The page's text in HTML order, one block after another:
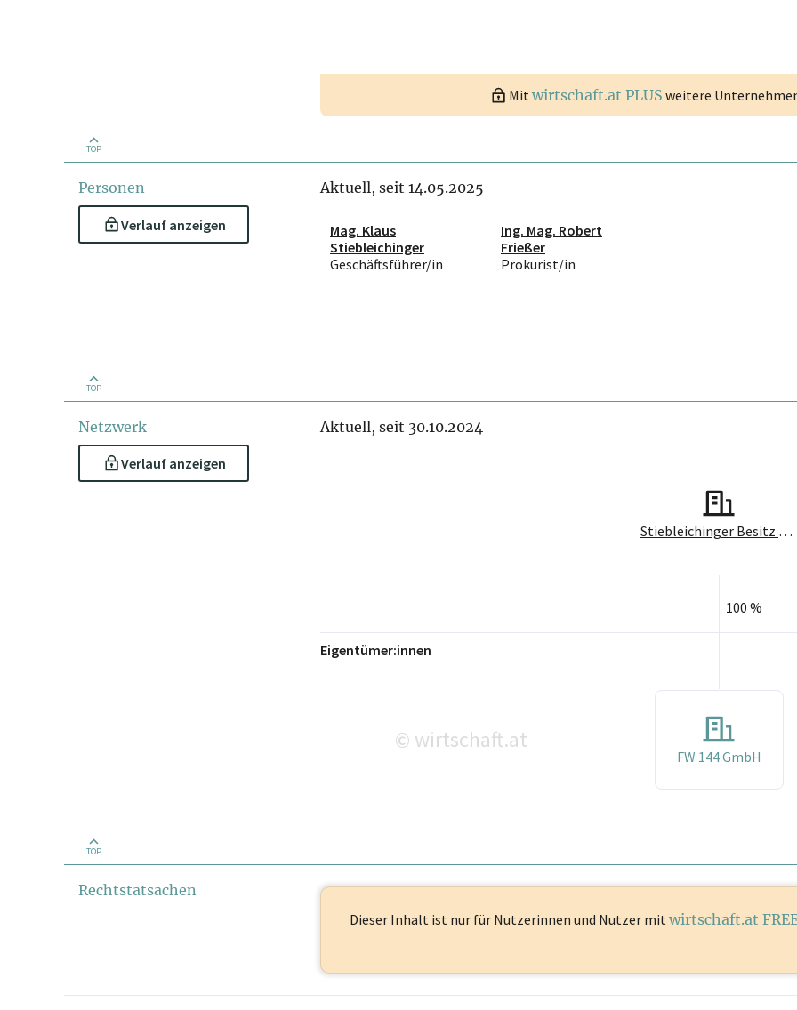
Mitwirtschaft.at PLUS weitere
TOP
Personen
Verlauf anzeigen
Aktuell, seit 14.05.2025
Mag. Klaus
Stiebleichinger
Geschäftsführer/in
Ing. Mag. Robert
Frießer
Prokurist/in
TOP
Netzwerk
Verlauf anzeigen
Aktuell, seit 30.10.2024
Stiebleichinger Besitz GmbH
100 %
Eigentümer:innen
© wirtschaft.at
FW 144 GmbH
TOP
Rechtstatsachen
Dieser Inhalt ist nur für Nutzerinnen und Nutzer mit wirtschaft.at